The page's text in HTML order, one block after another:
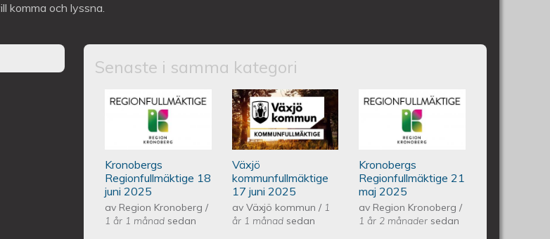
komma och lyssna.
Senaste i samma kategori
Kronobergs regionfullmäktige 18 juni 2025
Kronobergs
Regionfullmäktige 18
juni 2025
av Region Kronoberg/
1 år 1 månad sedan
Växjös kommunfullmäktige 17
juni 2025
Växjö
kommunfullmäktige
17 juni 2025
av Växjö kommun / 1
år 1 månadsedan
Kronobergs
regionfullmäktige
21 maj 2025
Kronobergs
Regionfullmäktige 21
maj 2025
av Region Kronoberg/
1 år 2 månader sedan